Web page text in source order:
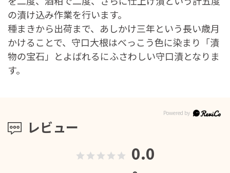
の漬け込み作業を行います。
種まきから出荷まで、あしかけ三年という長い歳月
かけることで、守口大根はべっこう色に染まり「漬
物の宝石」とよばれるにふさわしい守口漬となりま
す。
レビュー
0.0